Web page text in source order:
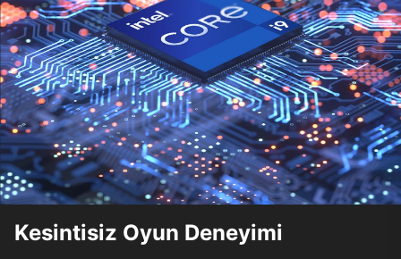
Kesintisiz Oyun Deneyimi